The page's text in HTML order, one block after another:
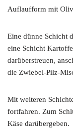
Auflaufform mit
Eine dünne Schicht
eine Schicht
darüberstreuen,
die Zwiebel-Pilz-
Mit weiteren
fortfahren. Zum
Käse darübergeben.